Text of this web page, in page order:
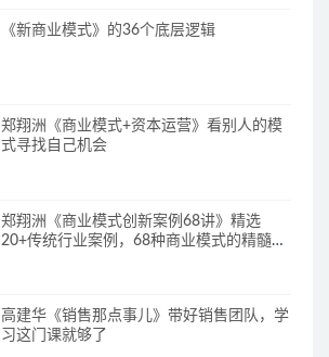
《新商业模式》的36个底层逻辑
郑翔洲《商业模式+资本运营》看别人的模
式寻找自己机会
郑翔洲《商业模式创新案例68讲》精选
20+传统行业案例，68种商业模式的精髓与
高建华《销售那点事儿》带好销售团队，学
习这门课就够了